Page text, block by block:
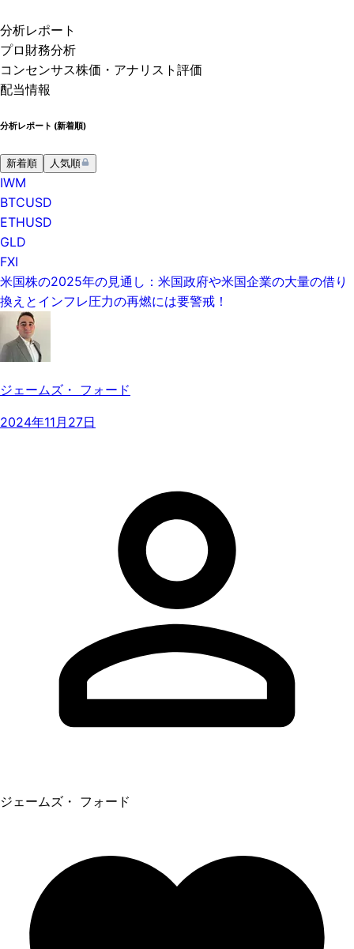
分析レポート
プロ 財務分析
コンセンサス株価 ・アナリスト評価
配当情報
分析レポート (新着順)
新着順 人気順
IWM
BTCUSD
ETHUSD
GLD
FXI
米国株の2025年の見通し：米国政府や米国企業の大量の借り
換えとインフレ圧力の再燃には要警戒！
ジェームズ・ フォード
2024年11月27日
ジェームズ・ フォード